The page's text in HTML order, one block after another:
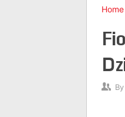
Home
By